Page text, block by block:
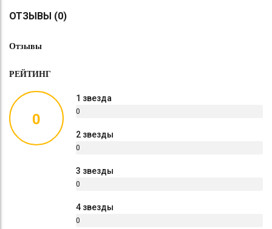
ОТЗЫВЫ (0)
Отзывы
РЕЙТИНГ
0
1 звезда
0
2 звезды
0
3 звезды
0
4 звезды
0